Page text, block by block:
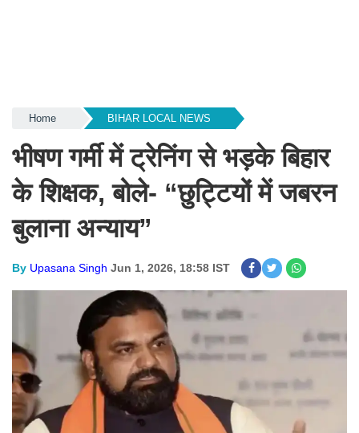
Home BIHAR LOCAL NEWS
भीषण गर्मी में ट्रेनिंग से भड़के बिहार
के शिक्षक, बोले- “छुट्टियों में जबरन
बुलाना अन्याय”
By Upasana Singh Jun 1, 2026, 18:58 IST